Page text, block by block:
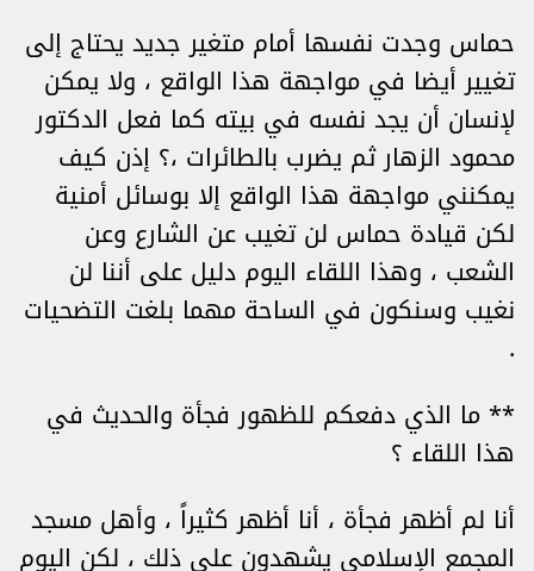
حماس وجدت نفسها أمام متغير جديد يحتاج إلى
تغيير أيضا في مواجهة هذا الواقع ، ولا يمكن
لإنسان أن يجد نفسه في بيته كما فعل الدكتور
محمود الزهار ثم يضرب بالطائرات ،؟ إذن كيف
يمكنني مواجهة هذا الواقع إلا بوسائل أمنية
لكن قيادة حماس لن تغيب عن الشارع وعن
الشعب ، وهذا اللقاء اليوم دليل على أننا لن
نغيب وسنكون في الساحة مهما بلغت التضحيات
.
** ما الذي دفعكم للظهور فجأة والحديث في
هذا اللقاء ؟
أنا لم أظهر فجأة ، أنا أظهر كثيراً ، وأهل مسجد
المجمع الإسلامي يشهدون على ذلك ، لكن اليوم